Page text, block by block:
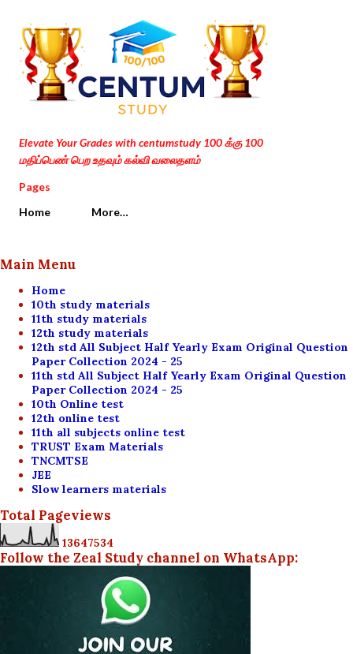
Skip to main content
Elevate Your Grades with centumstudy 100 க்கு 100
மதிப்பெண் பெற உதவும் கல்வி வலைதளம்
Pages
Home
More…
Main Menu
Home
10th study materials
11th study materials
12th study materials
12th std All Subject Half Yearly Exam Original Question
Paper Collection 2024 - 25
11th std All Subject Half Yearly Exam Original Question
Paper Collection 2024 - 25
10th Online test
12th online test
11th all subjects online test
TRUST Exam Materials
TNCMTSE
JEE
Slow learners materials
Total Pageviews
13647534
Follow the Zeal Study channel on WhatsApp: